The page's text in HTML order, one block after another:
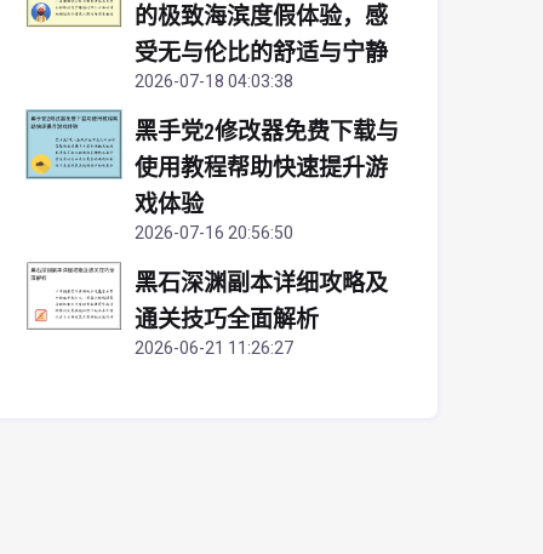
的极致海滨度假体验，感
受无与伦比的舒适与宁静
2026-07-18 04:03:38
黑手党2修改器免费下载与
使用教程帮助快速提升游
戏体验
2026-07-16 20:56:50
黑石深渊副本详细攻略及
通关技巧全面解析
2026-06-21 11:26:27